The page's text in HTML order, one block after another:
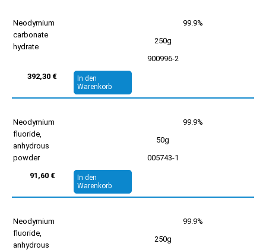
Neodymium
carbonate
hydrate
99.9%
250g
900996-2
392,30 €
In den
Warenkorb
Neodymium
fluoride,
anhydrous
powder
99.9%
50g
005743-1
91,60 €
In den
Warenkorb
Neodymium
fluoride,
anhydrous
99.9%
250g